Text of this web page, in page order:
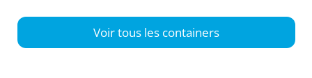
Voir tous les containers